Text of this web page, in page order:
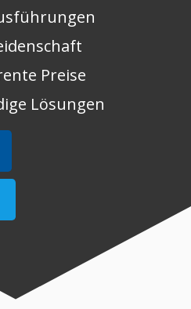
Preise
Lösungen